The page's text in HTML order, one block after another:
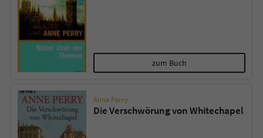
zum Buch
Anne Perry
Die Verschwörung von Whitechapel